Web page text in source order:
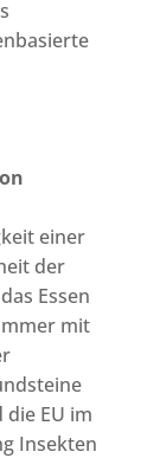
einer
der
Essen
mit
EU im
Insekten